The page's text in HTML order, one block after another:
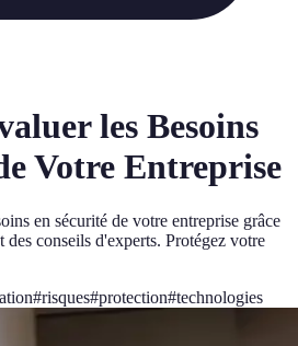
les Besoins
Votre Entreprise
en sécurité de votre entreprise grâce
des conseils d'experts. Protégez votre
#risques#protection#technologies